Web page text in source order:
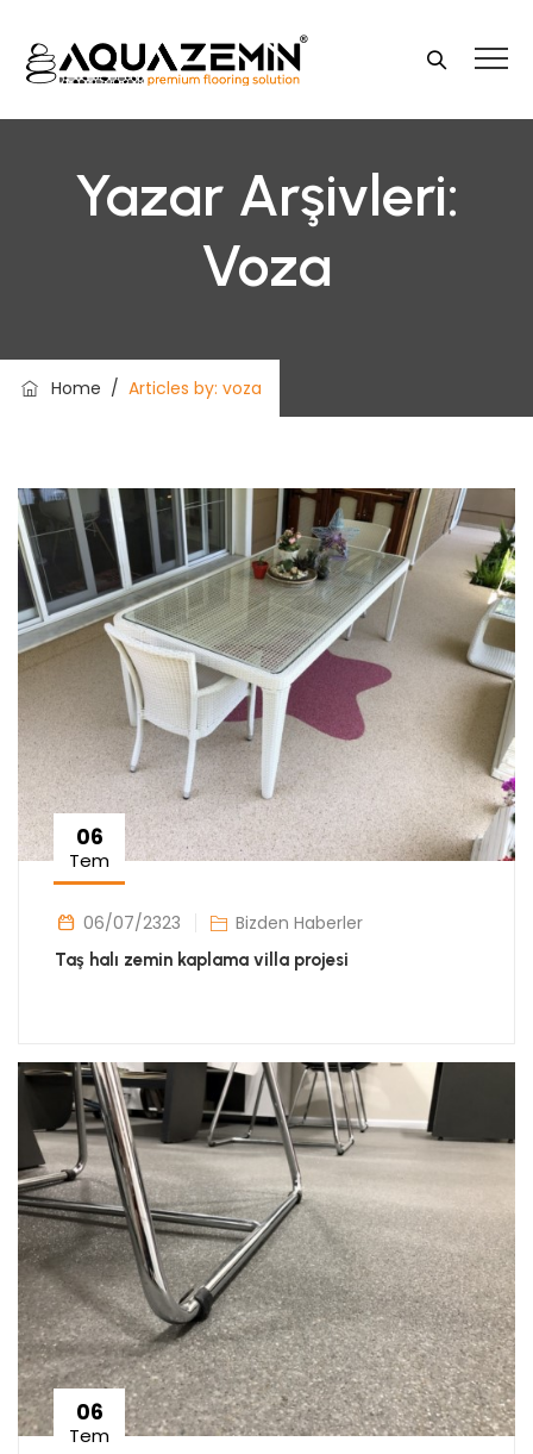
Yazar Arşivleri:
Voza
Home / Articles by: voza
06
Tem
06/07/2323 Bizden Haberler
Taş halı zemin kaplama villa projesi
06
Tem